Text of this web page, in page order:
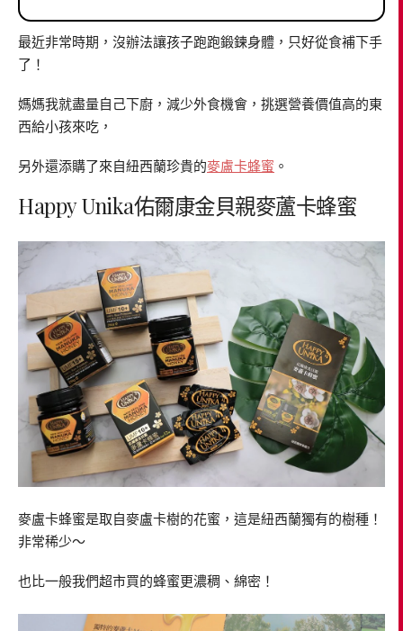
最近非常時期，沒辦法讓孩子跑跑鍛鍊身體，只好從食補下手
了！
媽媽我就盡量自己下廚，減少外食機會，挑選營養價值高的東
西給小孩來吃，
另外還添購了來自紐西蘭珍貴的麥盧卡蜂蜜 。
Happy Unika佑爾康金貝親麥蘆卡蜂蜜
麥盧卡蜂蜜是取自麥盧卡樹的花蜜，這是紐西蘭獨有的樹種！
非常稀少～
也比一般我們超市買的蜂蜜更濃稠、綿密！